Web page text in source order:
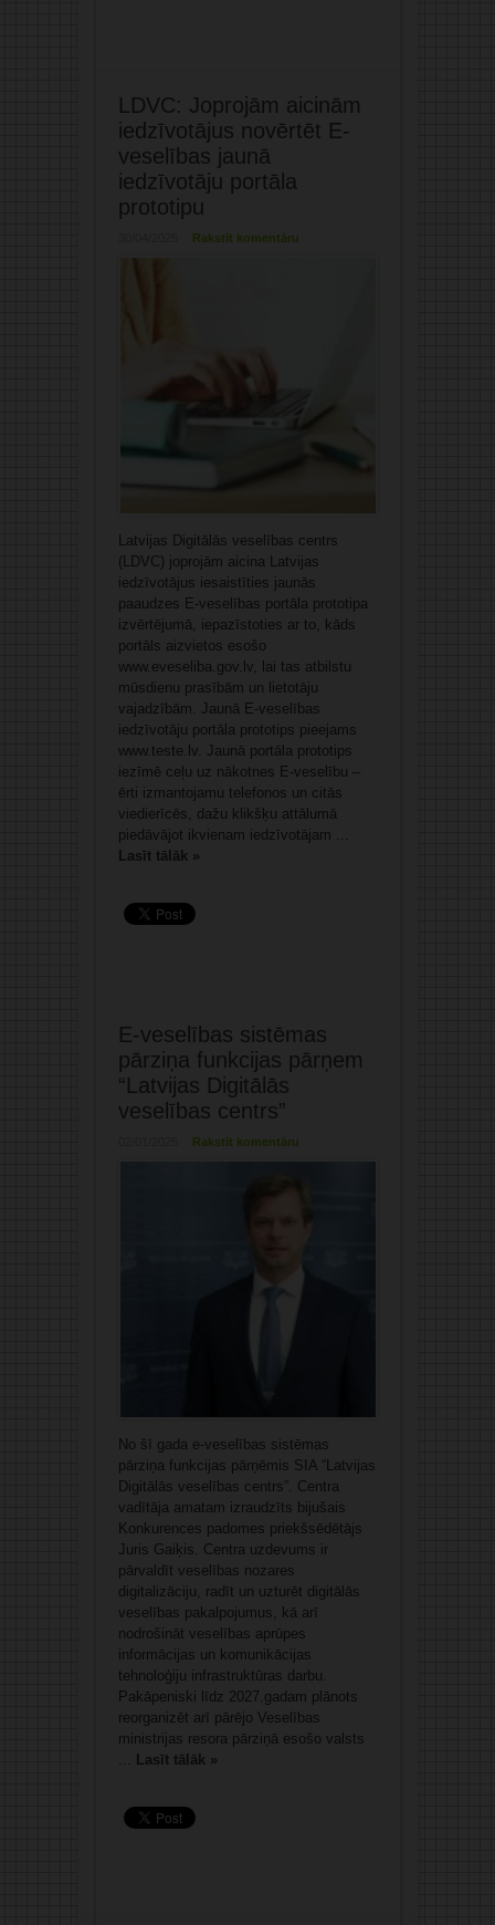
LDVC: Joprojām aicinām
iedzīvotājus novērtēt E-
veselības jaunā
iedzīvotāju portāla
prototipu
Rakstīt komentāru
Latvijas Digitālās veselības centrs
(LDVC) joprojām aicina Latvijas
iedzīvotājus iesaistīties jaunās
paaudzes E-veselības portāla prototipa
izvērtējumā, iepazīstoties ar to, kāds
portāls aizvietos esošo
www.eveseliba.gov.lv, lai tas atbilstu
mūsdienu prasībām un lietotāju
vajadzībām. Jaunā E-veselības
iedzīvotāju portāla prototips pieejams
www.teste.lv. Jaunā portāla prototips
iezīmē ceļu uz nākotnes E-veselību –
ērti izmantojamu telefonos un citās
viedierīcēs, dažu klikšķu attālumā
piedāvājot ikvienam iedzīvotājam ...
Lasīt tālāk »
E-veselības sistēmas
pārziņa funkcijas pārņem
“Latvijas Digitālās
veselības centrs”
Rakstīt komentāru
No šī gada e-veselības sistēmas
pārziņa funkcijas pārņēmis SIA “Latvijas
Digitālās veselības centrs”. Centra
vadītāja amatam izraudzīts bijušais
Konkurences padomes priekšsēdētājs
Juris Gaiķis. Centra uzdevums ir
pārvaldīt veselības nozares
digitalizāciju, radīt un uzturēt digitālās
veselības pakalpojumus, kā arī
nodrošināt veselības aprūpes
informācijas un komunikācijas
tehnoloģiju infrastruktūras darbu.
Pakāpeniski līdz 2027.gadam plānots
reorganizēt arī pārējo Veselības
ministrijas resora pārziņā esošo valsts
... Lasīt tālāk »